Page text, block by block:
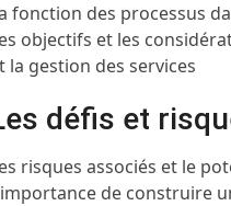
fonction des processus
objectifs et les
la gestion des services
défis et
risques associés et le
de construire